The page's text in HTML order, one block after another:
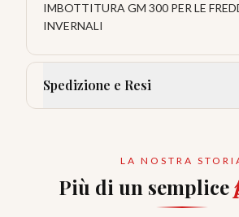
IMBOTTITURA GM 300 PER LE
INVERNALI
Spedizione e Resi
LA NOSTRA
Più di un semplice